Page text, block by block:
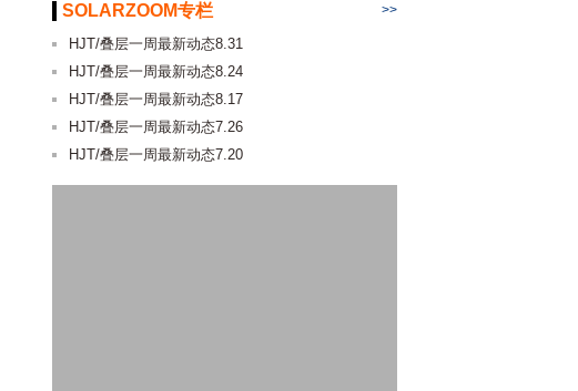
SOLARZOOM专栏 >>
HJT/叠层一周最新动态8.31
HJT/叠层一周最新动态8.24
HJT/叠层一周最新动态8.17
HJT/叠层一周最新动态7.26
HJT/叠层一周最新动态7.20